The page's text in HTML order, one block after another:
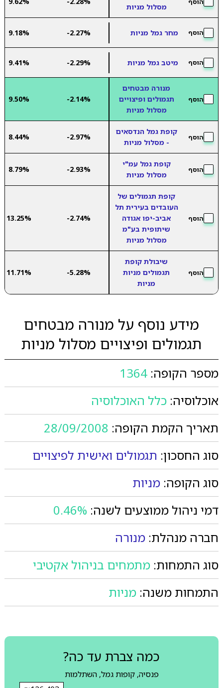
מסלול מניות
הוסף מחר גמל מניות -2.27%
9.18%
הוסף מיטב גמל מניות -2.29%
9.41%
הוסף
מנורה מבטחים
תגמולים ופיצויים
מסלול מניות
-2.14%
9.50%
הוסף
קופת גמל הנדסאים
- מסלול מניות
-2.97%
8.44%
הוסף
קופת גמל עמ"י
מסלול מניות
-2.93%
8.79%
הוסף
קופת תגמולים של
העובדים בעירית תל
אביב-יפו אגודה
שיתופית בע"מ
מסלול מניות
-2.74%
13.25%
הוסף
שיבולת קופת
תגמולים מניות
מניות
-5.28%
11.71%
מידע נוסף על מנורה מבטחים
תגמולים ופיצויים מסלול מניות
מספר הקופה: 1364
אוכלוסיה: כלל האוכלוסיה
תאריך הקמת הקופה: 28/09/2008
סוג החסכון: תגמולים ואישית לפיצויים
סוג הקופה: מניות
דמי ניהול ממוצעים לשנה: 0.46%
חברה מנהלת: מנורה
סוג התמחות: מתמחים בניהול אקטיבי
התמחות משנה: מניות
כמה צברת עד כה?
פנסיה, קופות גמל, השתלמות